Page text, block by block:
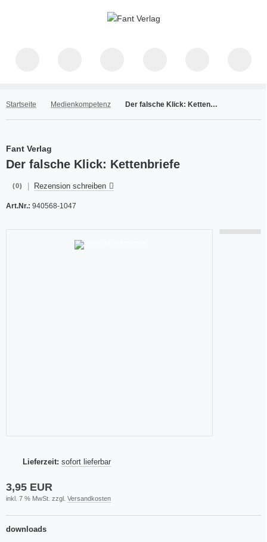
Startseite Medienkompetenz Der falsche Klick: Kettenbriefe
Fant Verlag
Der falsche Klick: Kettenbriefe
(0) Rezension schreiben
Art.Nr.: 940568-1047
Lieferzeit: sofort lieferbar
3,95 EUR
inkl. 7 % MwSt. zzgl. Versandkosten
downloads